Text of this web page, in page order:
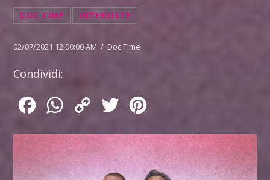
DOC TIME INTERVISTE
02/07/2021 12:00:00 AM / Doc Time
Condividi:
FacebookWhatsApp
Copy
Twitter